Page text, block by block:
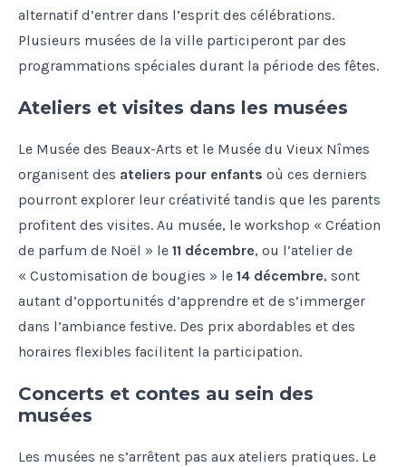
alternatif d’entrer dans l’esprit des célébrations.
Plusieurs musées de la ville participeront par des
programmations spéciales durant la période des fêtes.
Ateliers et visites dans les musées
Le Musée des Beaux-Arts et le Musée du Vieux Nîmes
organisent des ateliers pour enfants où ces derniers
pourront explorer leur créativité tandis que les parents
profitent des visites. Au musée, le workshop « Création
de parfum de Noël » le 11 décembre, ou l’atelier de
« Customisation de bougies » le 14 décembre, sont
autant d’opportunités d’apprendre et de s’immerger
dans l’ambiance festive. Des prix abordables et des
horaires flexibles facilitent la participation.
Concerts et contes au sein des
musées
Les musées ne s’arrêtent pas aux ateliers pratiques. Le